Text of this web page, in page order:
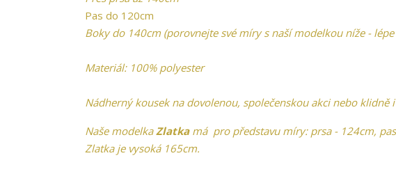
Pas do 120cm
Boky do 140cm (porovnejte své míry s naší modelkou níže -
Materiál: 100% polyester
Nádherný kousek na dovolenou, společenskou akci nebo klidně
Naše modelkaZlatkamá pro představu míry: prsa - 124cm,
Zlatka je vysoká 165cm.